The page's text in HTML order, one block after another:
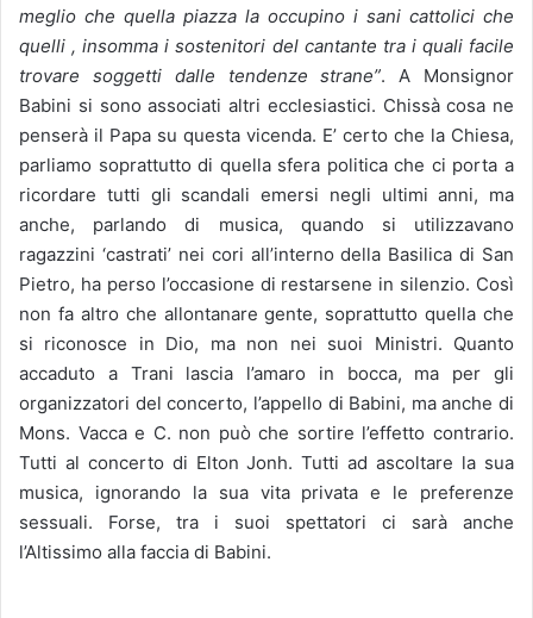
meglio che quella piazza la occupino i sani cattolici che
quelli , insomma i sostenitori del cantante tra i quali facile
trovare soggetti dalle tendenze strane”. A Monsignor
Babini si sono associati altri ecclesiastici. Chissà cosa ne
penserà il Papa su questa vicenda. E’ certo che la Chiesa,
parliamo soprattutto di quella sfera politica che ci porta a
ricordare tutti gli scandali emersi negli ultimi anni, ma
anche, parlando di musica, quando si utilizzavano
ragazzini ‘castrati’ nei cori all’interno della Basilica di San
Pietro, ha perso l’occasione di restarsene in silenzio. Così
non fa altro che allontanare gente, soprattutto quella che
si riconosce in Dio, ma non nei suoi Ministri. Quanto
accaduto a Trani lascia l’amaro in bocca, ma per gli
organizzatori del concerto, l’appello di Babini, ma anche di
Mons. Vacca e C. non può che sortire l’effetto contrario.
Tutti al concerto di Elton Jonh. Tutti ad ascoltare la sua
musica, ignorando la sua vita privata e le preferenze
sessuali. Forse, tra i suoi spettatori ci sarà anche
l’Altissimo alla faccia di Babini.